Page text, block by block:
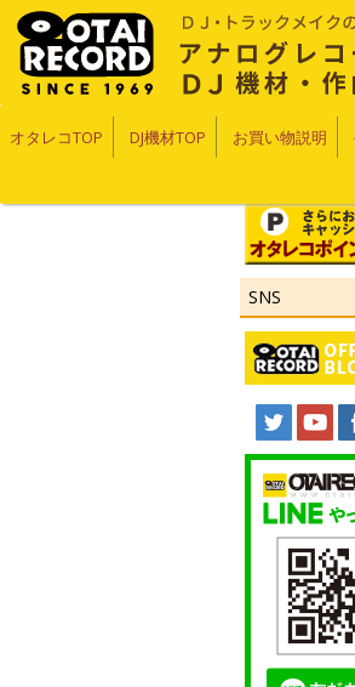
オタレコTOP DJ機材TOP お買い物説明
SNS